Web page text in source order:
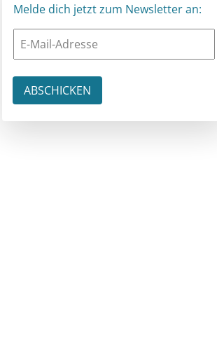
Melde dich jetzt zum Newsletter an: